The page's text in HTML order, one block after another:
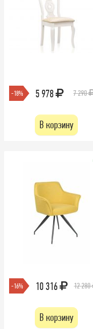
-18% 5 978 7 290
В корзину
-16% 10 316 12 280
В корзину